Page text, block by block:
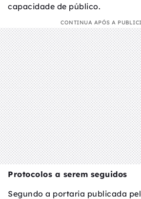
capacidade de público.
CONTINUA APÓS A
Protocolos a serem seguidos
Segundo a portaria publicada